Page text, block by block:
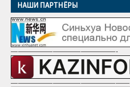
НАШИ ПАРТНЁРЫ
———————————————-
—————————————————